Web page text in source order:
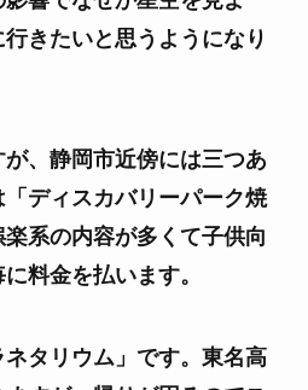
きたいと思うようになり
、静岡市近傍には三つあ
ディスカバリーパーク焼
系の内容が多くて子供向
料金を払います。
タリウム」です。東名高